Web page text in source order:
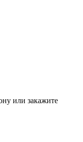
или закажите